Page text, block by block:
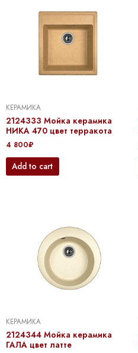
КЕРАМИКА
2124333 Мойка керамика
НИКА 470 цвет терракота
4 800₽
Add to cart
КЕРАМИКА
2124344 Мойка керамика
ГАЛА цвет латте